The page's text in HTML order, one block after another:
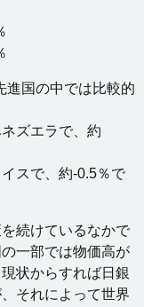
進国の中では比較的
ズエラで、約
スで、約-0.5％で
続けているなかで
一部では物価高が
状からすれば日銀
それによって世界